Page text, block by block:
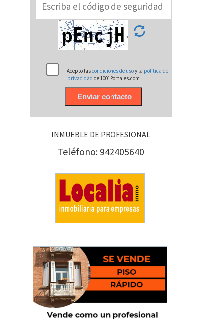
Acepto lascondiciones de usoy la politica de
privacidadde 1001Portales.com
INMUEBLE DE PROFESIONAL
Teléfono: 942405640